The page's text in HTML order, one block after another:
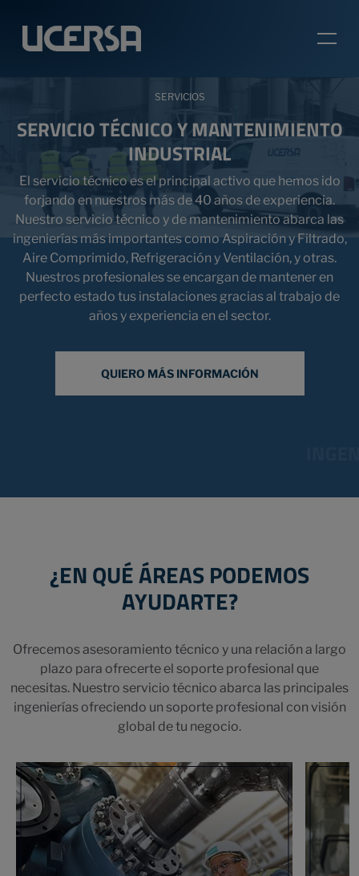
SERVICIOS
SERVICIO TÉCNICO Y MANTENIMIENTO
INDUSTRIAL
El servicio técnico es el principal activo que hemos ido
forjando en nuestros más de 40 años de experiencia.
Nuestro servicio técnico y de mantenimiento abarca las
ingenierías más importantes como Aspiración y Filtrado,
Aire Comprimido, Refrigeración y Ventilación, y otras.
Nuestros profesionales se encargan de mantener en
perfecto estado tus instalaciones gracias al trabajo de
años y experiencia en el sector.
QUIERO MÁS INFORMACIÓN
¿EN QUÉ ÁREAS PODEMOS
AYUDARTE?
Ofrecemos asesoramiento técnico y una relación a largo
plazo para ofrecerte el soporte profesional que
necesitas. Nuestro servicio técnico abarca las principales
ingenierías ofreciendo un soporte profesional con visión
global de tu negocio.